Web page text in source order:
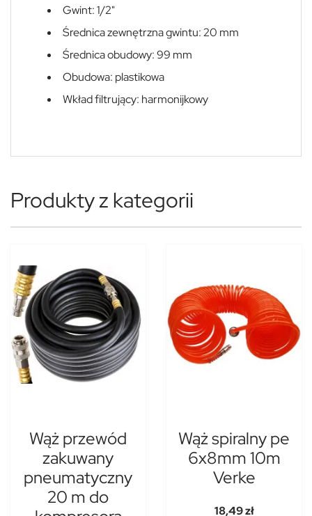
Gwint: 1/2"
Średnica zewnętrzna gwintu: 20 mm
Średnica obudowy: 99 mm
Obudowa: plastikowa
Wkład filtrujący: harmonijkowy
Produkty z kategorii
Wąż przewód
zakuwany
pneumatyczny
20 m do
Wąż spiralny pe
6x8mm 10m
Verke
18,49 zł